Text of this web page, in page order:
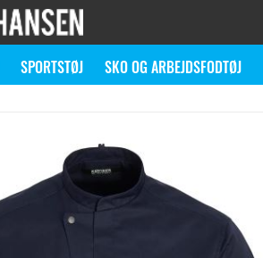
SPORTSTØJ SKO OG ARBEJDSFODTØJ